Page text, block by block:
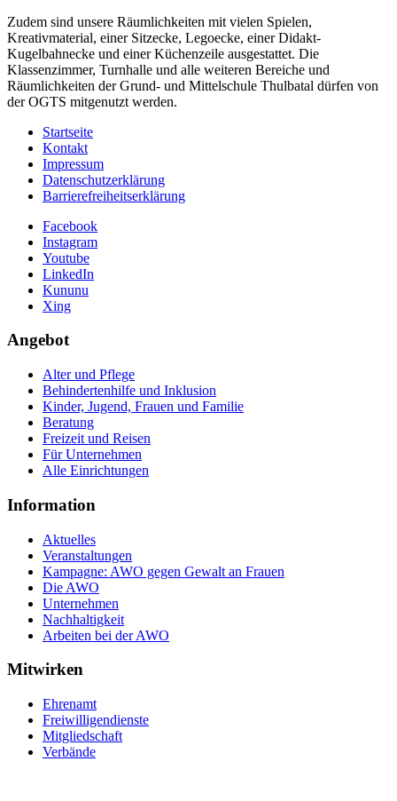
Zudem sind unsere Räumlichkeiten mit vielen Spielen,
Kreativmaterial, einer Sitzecke, Legoecke, einer Didakt-
Kugelbahnecke und einer Küchenzeile ausgestattet. Die
Klassenzimmer, Turnhalle und alle weiteren Bereiche und
Räumlichkeiten der Grund- und Mittelschule Thulbatal dürfen von
der OGTS mitgenutzt werden.
Startseite
Kontakt
Impressum
Datenschutzerklärung
Barrierefreiheitserklärung
Facebook
Instagram
Youtube
LinkedIn
Kununu
Xing
Angebot
Alter und Pflege
Behindertenhilfe und Inklusion
Kinder, Jugend, Frauen und Familie
Beratung
Freizeit und Reisen
Für Unternehmen
Alle Einrichtungen
Information
Aktuelles
Veranstaltungen
Kampagne: AWO gegen Gewalt an Frauen
Die AWO
Unternehmen
Nachhaltigkeit
Arbeiten bei der AWO
Mitwirken
Ehrenamt
Freiwilligendienste
Mitgliedschaft
Verbände